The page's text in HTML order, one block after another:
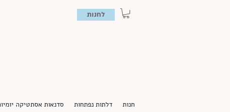
לחנות
חנות דלתות נפתחות סדנאות אסתטיקה